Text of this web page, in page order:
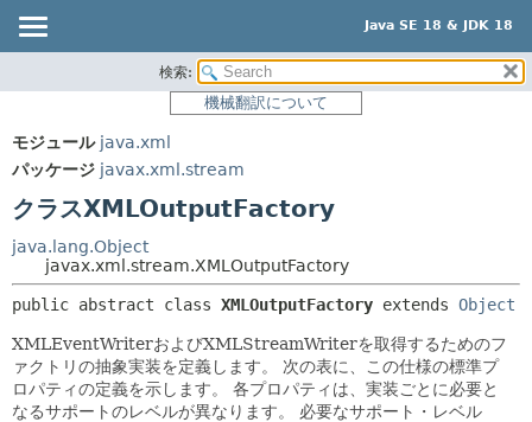
Java SE 18 & JDK 18
パッケージ
使用
ツリー
プレビュー
非推奨
索引
サマリー:
ネスト済
メソッド
詳細:
フィールド
コンストラクタ
メソッド
検索:
機械翻訳について
モジュール java.xml
パッケージ javax.xml.stream
クラスXMLOutputFactory
java.lang.Object
javax.xml.stream.XMLOutputFactory
public abstract class XMLOutputFactory extends Object
XMLEventWriterおよびXMLStreamWriterを取得するためのフ
ァクトリの抽象実装を定義します。
次の表に、この仕様の標準プ
ロパティの定義を示します。
各プロパティは、実装ごとに必要と
なるサポートのレベルが異なります。
必要なサポート・レベル